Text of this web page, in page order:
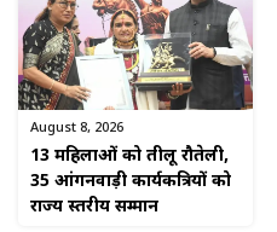
August 8, 2026
13 महिलाओं को तीलू रौतेली,
35 आंगनवाड़ी कार्यकत्रियों को
राज्य स्तरीय सम्मान